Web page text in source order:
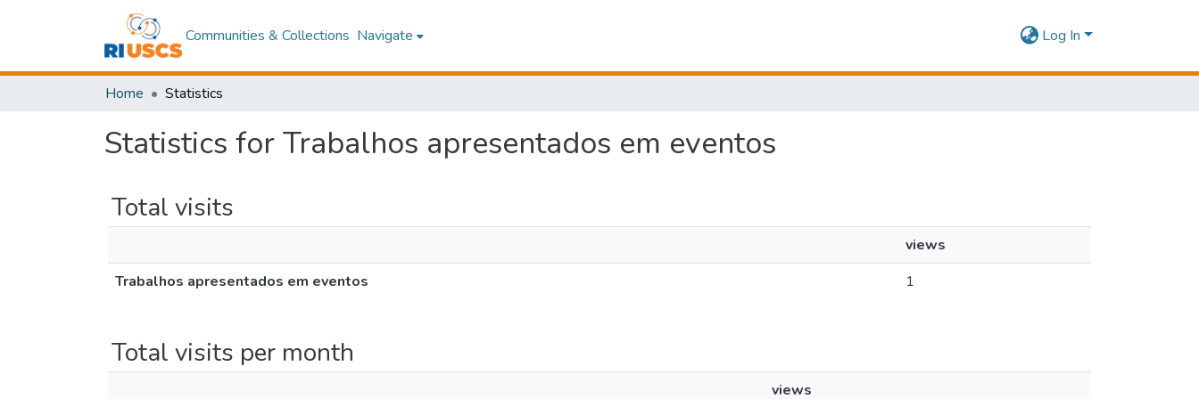
Communities & Collections Navigate Log In
Home Statistics
Statistics for Trabalhos apresentados em eventos
Total visits
views
Trabalhos apresentados em eventos
1
Total visits per month
views